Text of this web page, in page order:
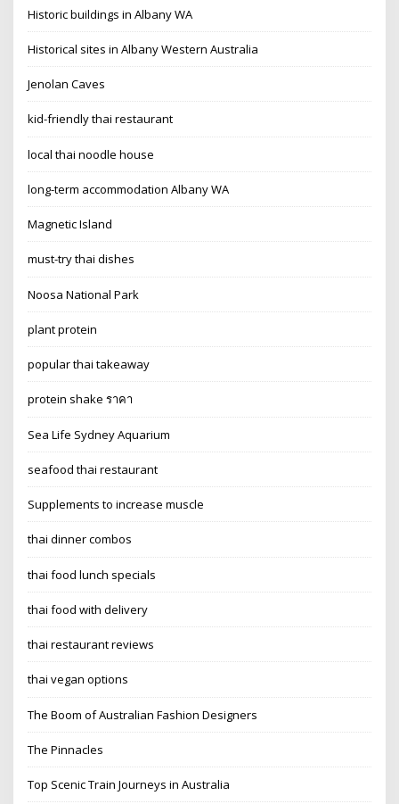
Historic buildings in Albany WA
Historical sites in Albany Western Australia
Jenolan Caves
kid-friendly thai restaurant
local thai noodle house
long-term accommodation Albany WA
Magnetic Island
must-try thai dishes
Noosa National Park
plant protein
popular thai takeaway
protein shake ราคา
Sea Life Sydney Aquarium
seafood thai restaurant
Supplements to increase muscle
thai dinner combos
thai food lunch specials
thai food with delivery
thai restaurant reviews
thai vegan options
The Boom of Australian Fashion Designers
The Pinnacles
Top Scenic Train Journeys in Australia